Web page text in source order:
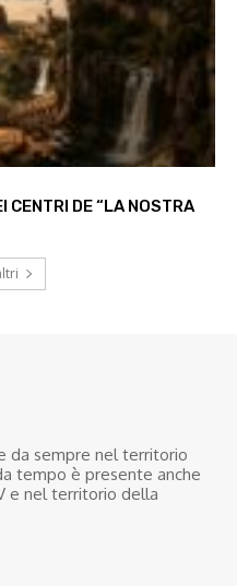
CENTRI DE “LA NOSTRA
da sempre nel territorio
tempo è presente anche
e nel territorio della